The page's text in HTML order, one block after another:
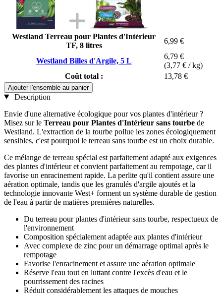
Westland Terreau pour Plantes d'Intérieur
TF, 8 litres
6,99 €
Westland Billes d'Argile, 5 L
6,79 €
(3,77 € / kg)
Coût total :
13,78 €
Ajouter l'ensemble au panier
Description
Envie d'une alternative écologique pour vos plantes d'intérieur ?
Misez sur le Terreau pour Plantes d'Intérieur sans tourbe de
Westland. L'extraction de la tourbe pollue les zones écologiquement
sensibles, c'est pourquoi le terreau sans tourbe est un choix durable.
Ce mélange de terreau spécial est parfaitement adapté aux exigences
des plantes d'intérieur et convient parfaitement au rempotage, car il
favorise un enracinement rapide. La perlite qu'il contient assure une
aération optimale, tandis que les granulés d'argile ajoutés et la
technologie innovante West+ forment un système durable de gestion
de l'eau à partir de matières premières naturelles.
Du terreau pour plantes d'intérieur sans tourbe, respectueux de
l'environnement
Composition spécialement adaptée aux plantes d'intérieur
Avec complexe de zinc pour un démarrage optimal après le
rempotage
Favorise l'enracinement et assure une aération optimale
Réserve l'eau tout en luttant contre l'excès d'eau et le
pourrissement des racines
Réduit considérablement les attaques de mouches